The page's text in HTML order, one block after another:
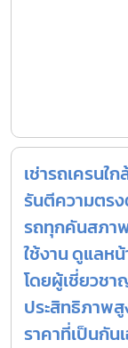
เช่ารถเครนใ
รันตีความตรง
รถทุกคันสภา
ใช้งาน ดูแลห
โดยผู้เชี่ยวช
ประสิทธิภาพ
ราคาที่เป็นกัน